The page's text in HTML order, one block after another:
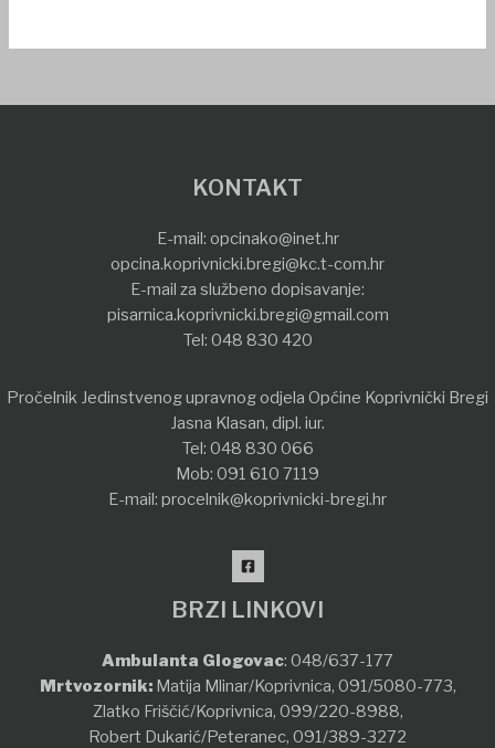
KONTAKT
E-mail: opcinako@inet.hr
opcina.koprivnicki.bregi@kc.t-com.hr
E-mail za službeno dopisavanje:
pisarnica.koprivnicki.bregi@gmail.com
Tel: 048 830 420
Pročelnik Jedinstvenog upravnog odjela Općine Koprivnički Bregi
Jasna Klasan, dipl. iur.
Tel: 048 830 066
Mob: 091 610 7119
E-mail: procelnik@koprivnicki-bregi.hr
BRZI LINKOVI
Ambulanta Glogovac: 048/637-177
Mrtvozornik:Matija Mlinar/Koprivnica, 091/5080-773,
Zlatko Friščić/Koprivnica, 099/220-8988,
Robert Dukarić/Peteranec, 091/389-3272